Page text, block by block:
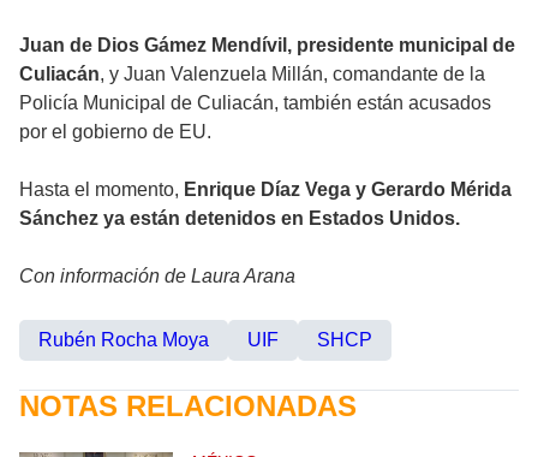
Juan de Dios Gámez Mendívil, presidente municipal de
Culiacán, y Juan Valenzuela Millán, comandante de la
Policía Municipal de Culiacán, también están acusados
por el gobierno de EU.
Hasta el momento, Enrique Díaz Vega y Gerardo Mérida
Sánchez ya están detenidos en Estados Unidos.
Con información de Laura Arana
Rubén Rocha Moya UIF SHCP
NOTAS RELACIONADAS